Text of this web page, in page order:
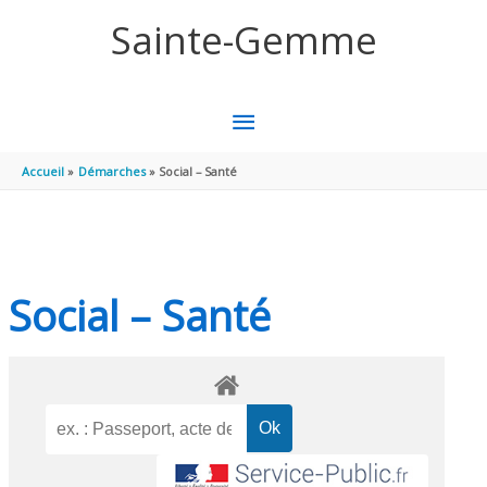
Sainte-Gemme
MENU
PRINCIPAL
Accueil Démarches Social – Santé
Social – Santé